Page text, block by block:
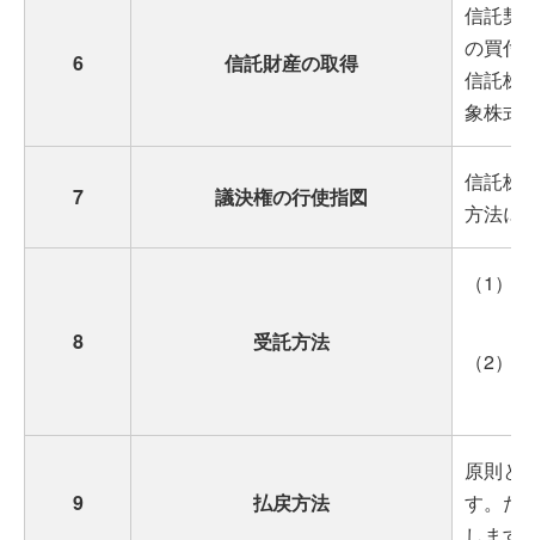
6 信託財産の取得
信託契
の買付
信託株
象株式
7 議決権の行使指図
信託株
方法に
8 受託方法
（1）
（2）
9 払戻方法
原則と
す。た